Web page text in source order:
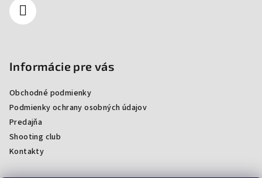
Informácie pre vás
Obchodné podmienky
Podmienky ochrany osobných údajov
Predajňa
Shooting club
Kontakty